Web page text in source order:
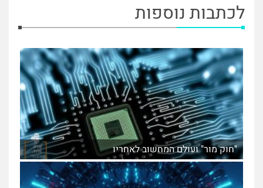
לכתבות נוספות
"חוק מור" ועולם המחשוב לאחריו